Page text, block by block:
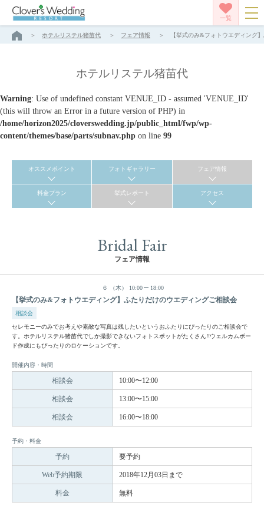
一覧
ホテルリステル猪苗代 フェア情報 【挙式のみ&フォトウエディング
ホテルリステル猪苗代
Warning: Use of undefined constant VENUE_ID - assumed 'VENUE_ID'
(this will throw an Error in a future version of PHP) in
/home/horizon2025/cloverswedding.jp/public_html/fwp/wp-
content/themes/base/parts/subnav.php on line 99
オススメポイント フォトギャラリー フェア情報
料金プラン 挙式レポート アクセス
Bridal Fair
フェア情報
６ （木） 10:00 18:00
【挙式のみ&フォトウエディング】ふたりだけのウエディングご相談会
相談会
セレモニーのみでお考えや素敵な写真は残したいというおふたりにぴったりのご相談会で
す。ホテルリステル猪苗代でしか撮影できないフォトスポットがたくさん!!ウェルカムボー
ド作成にもぴったりのロケーションです。
開催内容・時間
相談会 10:00〜12:00
相談会 13:00〜15:00
相談会 16:00〜18:00
予約・料金
予約 要予約
Web予約期限 2018年12月03日まで
料金 無料